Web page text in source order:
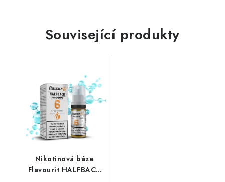
Související produkty
Nikotinová báze
Flavourit HALFBACK